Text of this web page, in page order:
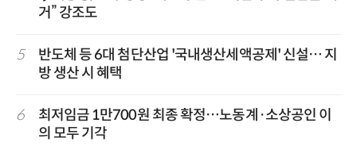
거” 강조도
5
반도체 등 6대 첨단산업 '국내생산세액공제' 신설… 지
방 생산 시 혜택
6
최저임금 1만700원 최종 확정…노동계·소상공인 이
의 모두 기각